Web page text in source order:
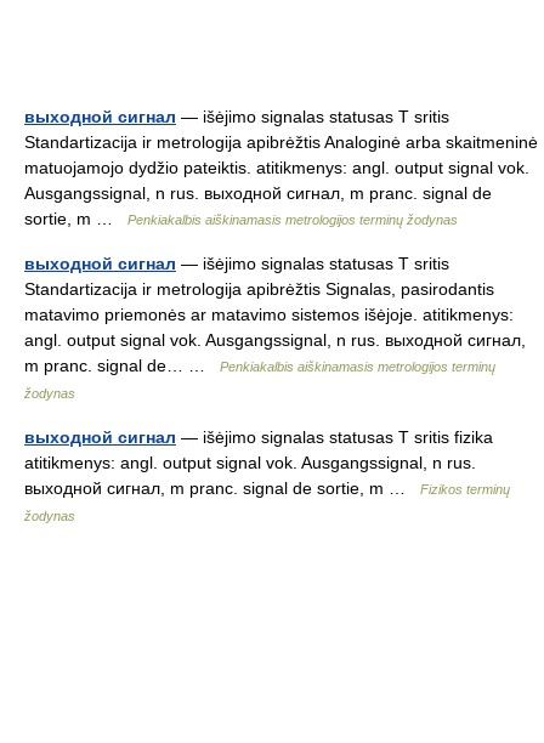
выходной сигнал — išėjimo signalas statusas T sritis
Standartizacija ir metrologija apibrėžtis Analoginė arba skaitmeninė
matuojamojo dydžio pateiktis. atitikmenys: angl. output signal vok.
Ausgangssignal, n rus. выходной сигнал, m pranc. signal de
sortie, m …
Penkiakalbis aiškinamasis metrologijos terminų žodynas
выходной сигнал — išėjimo signalas statusas T sritis
Standartizacija ir metrologija apibrėžtis Signalas, pasirodantis
matavimo priemonės ar matavimo sistemos išėjoje. atitikmenys:
angl. output signal vok. Ausgangssignal, n rus. выходной сигнал,
m pranc. signal de… …
Penkiakalbis aiškinamasis metrologijos terminų
žodynas
выходной сигнал — išėjimo signalas statusas T sritis fizika
atitikmenys: angl. output signal vok. Ausgangssignal, n rus.
выходной сигнал, m pranc. signal de sortie, m …
Fizikos terminų
žodynas